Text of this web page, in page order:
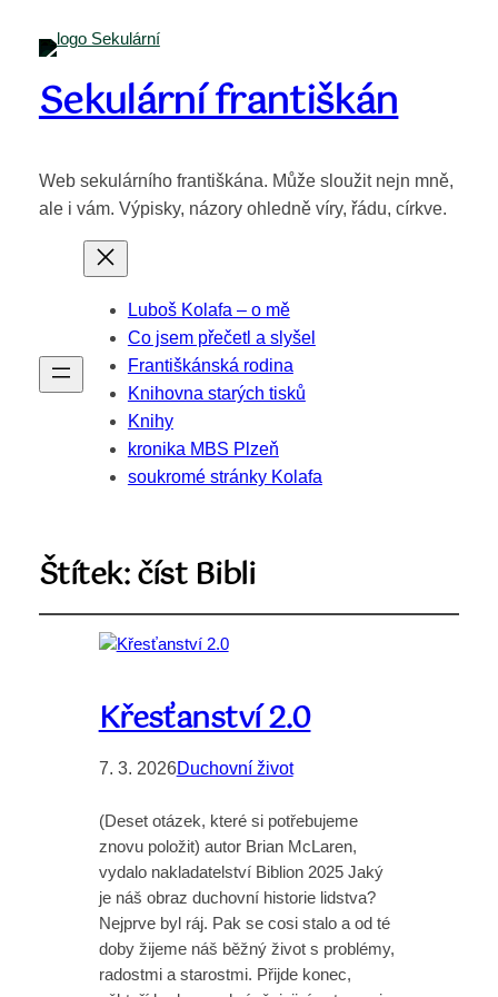
Sekulární františkán
Web sekulárního františkána. Může sloužit nejn mně,
ale i vám. Výpisky, názory ohledně víry, řádu, církve.
Luboš Kolafa – o mě
Co jsem přečetl a slyšel
Františkánská rodina
Knihovna starých tisků
Knihy
kronika MBS Plzeň
soukromé stránky Kolafa
Štítek:číst Bibli
Křesťanství 2.0
7. 3. 2026Duchovní život
(Deset otázek, které si potřebujeme
znovu položit) autor Brian McLaren,
vydalo nakladatelství Biblion 2025 Jaký
je náš obraz duchovní historie lidstva?
Nejprve byl ráj. Pak se cosi stalo a od té
doby žijeme náš běžný život s problémy,
radostmi a starostmi. Přijde konec,